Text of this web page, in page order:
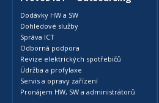
Dodávky HW a SW
Dohledové služby
Správa ICT
Odborná podpora
Revize elektrických spotřebičů
Údržba a profylaxe
Servis a opravy zařízení
Pronájem HW, SW a administrátorů